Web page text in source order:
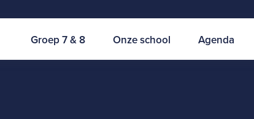
Groep 7 & 8 Onze school Agenda